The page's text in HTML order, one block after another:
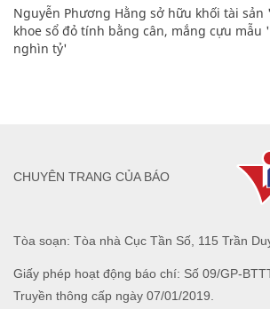
Nguyễn Phương Hằng sở hữu khối tài
khoe sổ đỏ tính bằng cân, mắng cựu mẫu
nghìn tỷ'
Tòa soạn: Tòa nhà Cục Tần Số, 115 Trần
Giấy phép hoạt động báo chí: Số 09/GP-
Truyền thông cấp ngày 07/01/2019.
CHUYÊN TRANG CỦA BÁO